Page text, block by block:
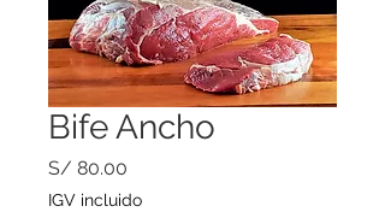
Bife Ancho
S/ 80.00
IGV incluido